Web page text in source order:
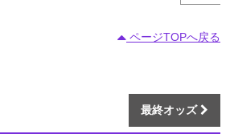
ページTOPへ戻る
最終オッズ